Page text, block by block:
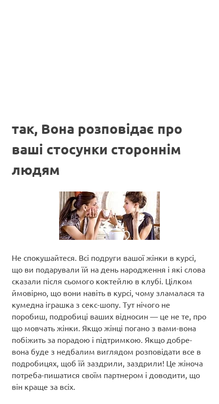
так, Вона розповідає про
ваші стосунки стороннім
людям
Не спокушайтеся. Всі подруги вашої жінки в курсі,
що ви подарували їй на день народження і які слова
сказали після сьомого коктейлю в клубі. Цілком
ймовірно, що вони навіть в курсі, чому зламалася та
кумедна іграшка з секс-шопу. Тут нічого не
поробиш, подробиці ваших відносин — це не те, про
що мовчать жінки. Якщо жінці погано з вами-вона
побіжить за порадою і підтримкою. Якщо добре-
вона буде з недбалим виглядом розповідати все в
подробицях, щоб їй заздрили, заздрили! Це жіноча
потреба-пишатися своїм партнером і доводити, що
він краще за всіх.